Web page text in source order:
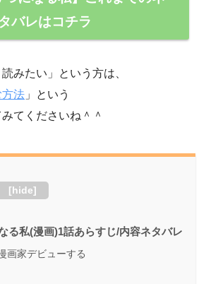
タバレはコチラ
みたい」という方は、
法 」という
てくださいね＾＾
[hide]
る私(漫画)1話あらすじ/内容ネタバレ
画家デビューする